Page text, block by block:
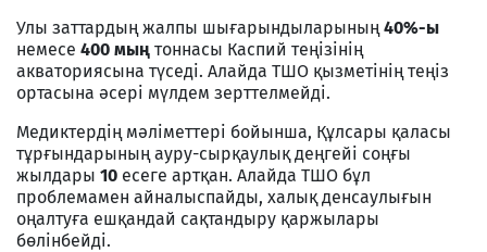
Улы заттардың жалпы шығарындыларының 40%-ы
немесе 400 мың тоннасы Каспий теңізінің
акваториясына түседі. Алайда ТШО қызметінің теңіз
ортасына әсері мүлдем зерттелмейді.
Медиктердің мәліметтері бойынша, Құлсары қаласы
тұрғындарының ауру-сырқаулық деңгейі соңғы
жылдары 10 есеге артқан. Алайда ТШО бұл
проблемамен айналыспайды, халық денсаулығын
оңалтуға ешқандай сақтандыру қаржылары
бөлінбейді.